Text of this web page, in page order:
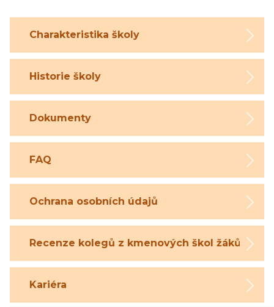
Charakteristika školy
Historie školy
Dokumenty
FAQ
Ochrana osobních údajů
Recenze kolegů z kmenových škol žáků
Kariéra